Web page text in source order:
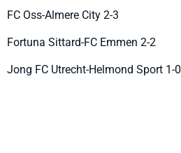
FC Oss-Almere City 2-3
Fortuna Sittard-FC Emmen 2-2
Jong FC Utrecht-Helmond Sport 1-0